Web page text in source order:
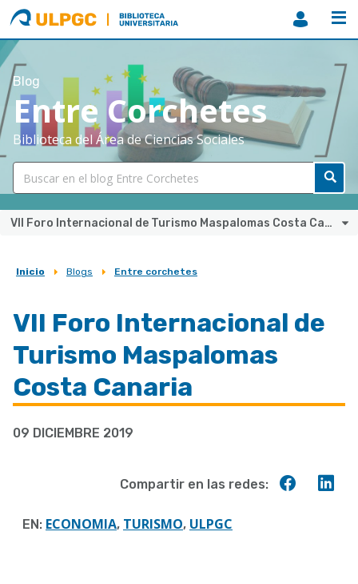
ULPGC
Biblioteca
ULPGC
Blog
Entre Corchetes
Biblioteca del Área de Ciencias Sociales
VII Foro Internacional de Turismo Maspalomas Costa Canaria
Sobrescribir
de
ayuda
a
la
navegación
Inicio Blogs Entre corchetes
VII Foro Internacional de
Turismo Maspalomas
Costa Canaria
09 DICIEMBRE 2019
Compartir en las redes:
EN: ECONOMIA, TURISMO, ULPGC